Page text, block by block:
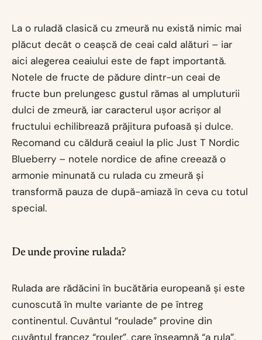
La o ruladă clasică cu zmeură nu există nimic mai
plăcut decât o ceașcă de ceai cald alături – iar
aici alegerea ceaiului este de fapt importantă.
Notele de fructe de pădure dintr-un ceai de
fructe bun prelungesc gustul rămas al umpluturii
dulci de zmeură, iar caracterul ușor acrișor al
fructului echilibrează prăjitura pufoasă și dulce.
Recomand cu căldură ceaiul la plic Just T Nordic
Blueberry – notele nordice de afine creează o
armonie minunată cu rulada cu zmeură și
transformă pauza de după-amiază în ceva cu totul
special.
De unde provine rulada?
Rulada are rădăcini în bucătăria europeană și este
cunoscută în multe variante de pe întreg
continentul. Cuvântul “roulade” provine din
cuvântul francez “rouler”, care înseamnă “a rula”.